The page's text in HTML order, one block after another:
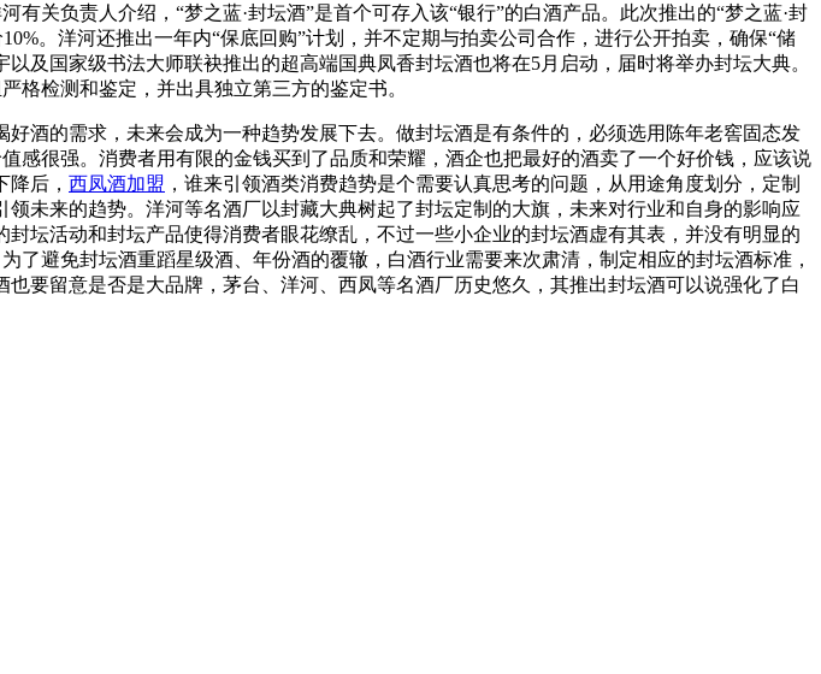
关负责人介绍，“梦之蓝·封坛酒”是首个可存入该“银行”的白酒产品。此次推出的“梦之蓝·封
。洋河还推出一年内“保底回购”计划，并不定期与拍卖公司合作，进行公开拍卖，确保“储
及国家级书法大师联袂推出的超高端国典凤香封坛酒也将在5月启动，届时将举办封坛大典。
格检测和鉴定，并出具独立第三方的鉴定书。
的需求，未来会成为一种趋势发展下去。做封坛酒是有条件的，必须选用陈年老窖固态发
很强。消费者用有限的金钱买到了品质和荣耀，酒企也把最好的酒卖了一个好价钱，应该说
后， 西凤酒加盟 ，谁来引领酒类消费趋势是个需要认真思考的问题，从用途角度划分，定制
未来的趋势。洋河等名酒厂以封藏大典树起了封坛定制的大旗，未来对行业和自身的影响应
坛活动和封坛产品使得消费者眼花缭乱，不过一些小企业的封坛酒虚有其表，并没有明显的
避免封坛酒重蹈星级酒、年份酒的覆辙，白酒行业需要来次肃清，制定相应的封坛酒标准，
要留意是否是大品牌，茅台、洋河、西凤等名酒厂历史悠久，其推出封坛酒可以说强化了白